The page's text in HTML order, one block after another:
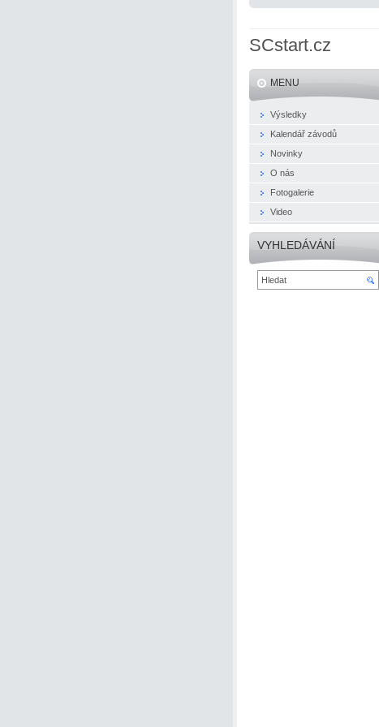
SCstart.cz
MENU
Výsledky
Kalendář závodů
Novinky
O nás
Fotogalerie
Video
VYHLEDÁVÁNÍ